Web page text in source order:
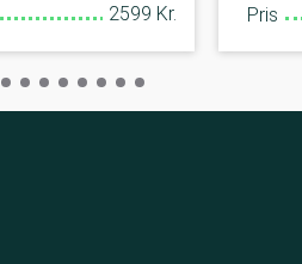
2599 Kr. Pris